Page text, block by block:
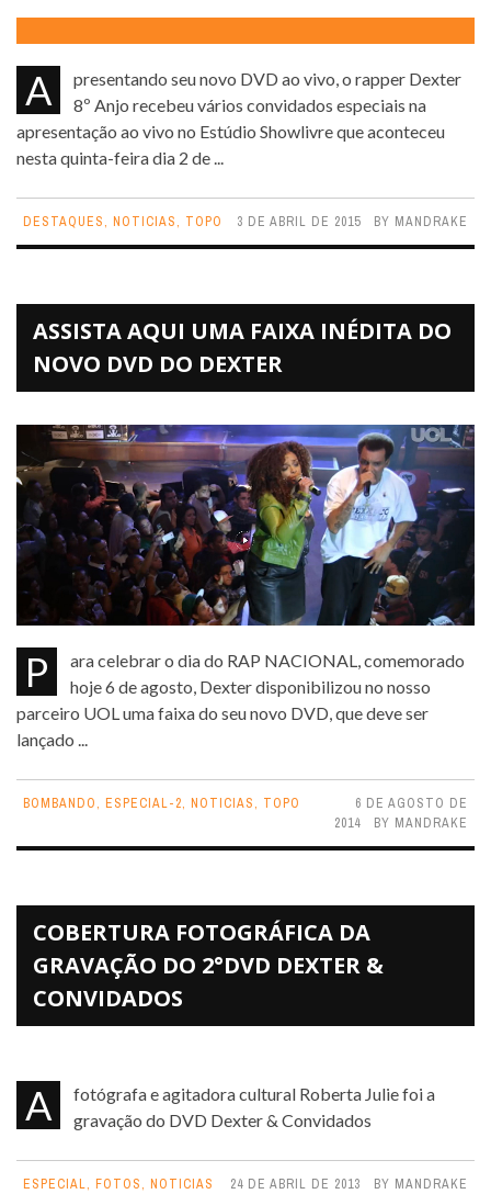
Apresentando seu novo DVD ao vivo, o rapper Dexter
8º Anjo recebeu vários convidados especiais na
apresentação ao vivo no Estúdio Showlivre que aconteceu
nesta quinta-feira dia 2 de ...
DESTAQUES, NOTICIAS, TOPO 3 DE ABRIL DE 2015 BY MANDRAKE
ASSISTA AQUI UMA FAIXA INÉDITA DO
NOVO DVD DO DEXTER
Para celebrar o dia do RAP NACIONAL, comemorado
hoje 6 de agosto, Dexter disponibilizou no nosso
parceiro UOL uma faixa do seu novo DVD, que deve ser
lançado ...
BOMBANDO, ESPECIAL-2, NOTICIAS, TOPO
6 DE AGOSTO DE
2014
BY MANDRAKE
COBERTURA FOTOGRÁFICA DA
GRAVAÇÃO DO 2°DVD DEXTER &
CONVIDADOS
A fotógrafa e agitadora cultural Roberta Julie foi a gravação do DVD Dexter & Convidados
ESPECIAL, FOTOS, NOTICIAS 24 DE ABRIL DE 2013 BY MANDRAKE